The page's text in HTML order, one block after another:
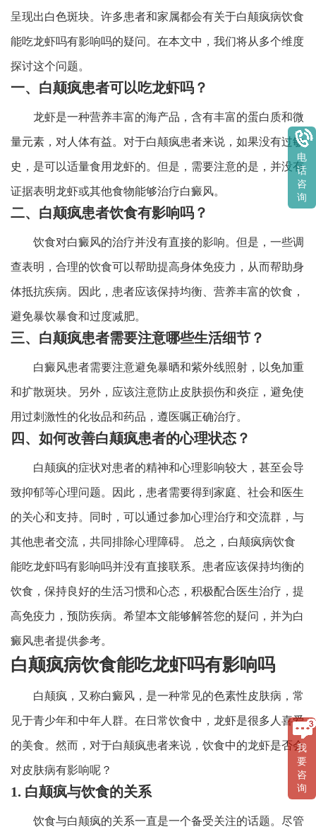
呈现出白色斑块。许多患者和家属都会有关于白颠疯病饮食
能吃龙虾吗有影响吗的疑问。在本文中，我们将从多个维度
探讨这个问题。
一、白颠疯患者可以吃龙虾吗？
龙虾是一种营养丰富的海产品，含有丰富的蛋白质和微
量元素，对人体有益。对于白颠疯患者来说，如果没有过敏
史，是可以适量食用龙虾的。但是，需要注意的是，并没有
证据表明龙虾或其他食物能够治疗白癜风。
二、白颠疯患者饮食有影响吗？
饮食对白癜风的治疗并没有直接的影响。但是，一些调
查表明，合理的饮食可以帮助提高身体免疫力，从而帮助身
体抵抗疾病。因此，患者应该保持均衡、营养丰富的饮食，
避免暴饮暴食和过度减肥。
三、白颠疯患者需要注意哪些生活细节？
白癜风患者需要注意避免暴晒和紫外线照射，以免加重
和扩散斑块。另外，应该注意防止皮肤损伤和炎症，避免使
用过刺激性的化妆品和药品，遵医嘱正确治疗。
四、如何改善白颠疯患者的心理状态？
白颠疯的症状对患者的精神和心理影响较大，甚至会导
致抑郁等心理问题。因此，患者需要得到家庭、社会和医生
的关心和支持。同时，可以通过参加心理治疗和交流群，与
其他患者交流，共同排除心理障碍。 总之，白颠疯病饮食
能吃龙虾吗有影响吗并没有直接联系。患者应该保持均衡的
饮食，保持良好的生活习惯和心态，积极配合医生治疗，提
高免疫力，预防疾病。希望本文能够解答您的疑问，并为白
癜风患者提供参考。
白颠疯病饮食能吃龙虾吗有影响吗
白颠疯，又称白癜风，是一种常见的色素性皮肤病，常
见于青少年和中年人群。在日常饮食中，龙虾是很多人喜爱
的美食。然而，对于白颠疯患者来说，饮食中的龙虾是否会
对皮肤病有影响呢？
1. 白颠疯与饮食的关系
饮食与白颠疯的关系一直是一个备受关注的话题。尽管
我
要
咨
询
电
话
咨
询